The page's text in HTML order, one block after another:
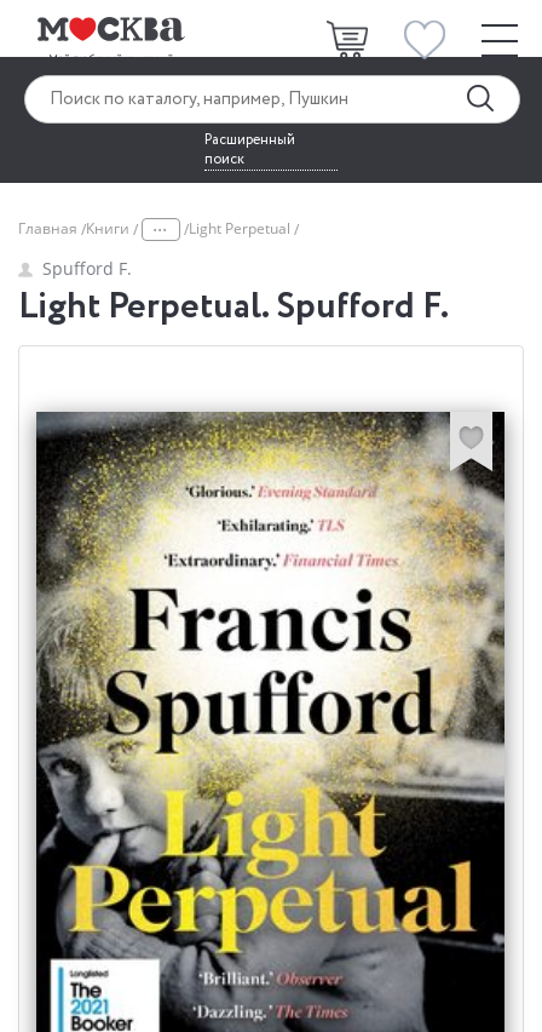
Расширенный
поиск
Главная Книги ... Light Perpetual
Spufford F.
Light Perpetual. Spufford F.